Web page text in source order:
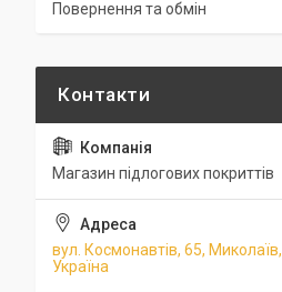
Повернення та обмін
Магазин підлогових покриттів
вул. Космонавтів, 65, Миколаїв,
Україна